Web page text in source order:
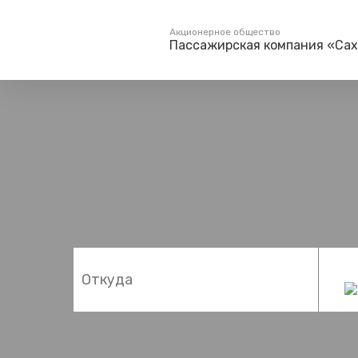
Акционерное общество
Пассажирская компания
пассажирам